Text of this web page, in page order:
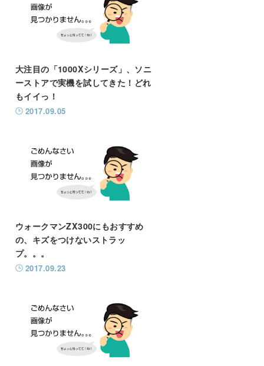
大注目の「1000Xシリーズ」、ソニ
ーストアで実機を試してきた！どれ
もイイっ！
2017.09.05
ウォークマンZX300にもおすすめ
の、キズをつけないストラッ
プ。。。
2017.09.23